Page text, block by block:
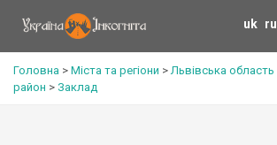
uk ru
Головна > Міста та регіони >Львівська область
район > Заклад